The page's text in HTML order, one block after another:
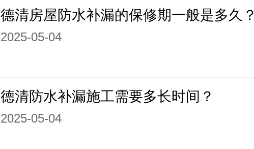
德清房屋防水补漏的保修期一般是多久？
2025-05-04
德清防水补漏施工需要多长时间？
2025-05-04